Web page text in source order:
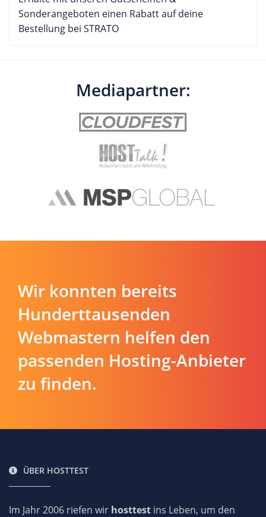
Sonderangeboten einen Rabatt auf deine
Bestellung bei STRATO
Mediapartner:
Wir konnten bereits
Hunderttausenden
Webmastern helfen den
passenden Hosting-Anbieter
zu finden.
ÜBER HOSTTEST
Im Jahr 2006 riefen wir hosttest ins Leben, um den